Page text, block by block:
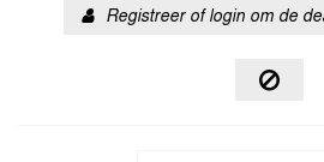
Registreer of login om de